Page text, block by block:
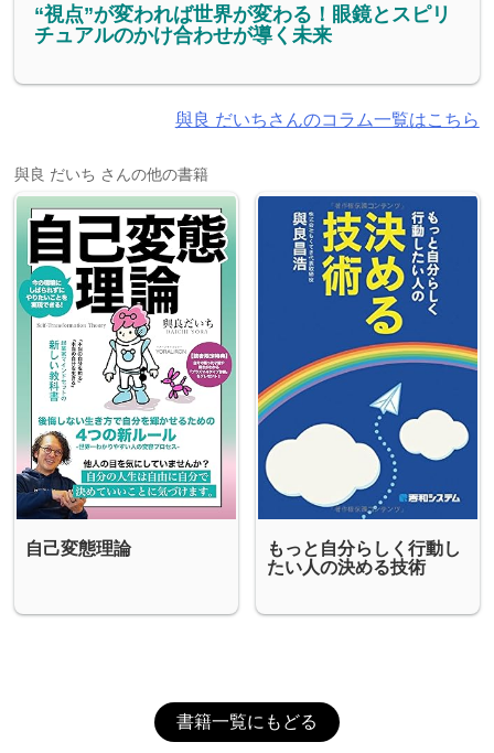
“視点”が変われば世界が変わる！眼鏡とスピリ
チュアルのかけ合わせが導く未来
與良 だいちさんのコラム一覧はこちら
與良 だいち さんの他の書籍
自己変態理論
もっと自分らしく行動し
たい人の決める技術
書籍一覧にもどる